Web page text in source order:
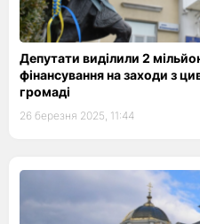
Депутати виділили 2
фінансування на заходи з
громаді
26 березня 2025, 11:44